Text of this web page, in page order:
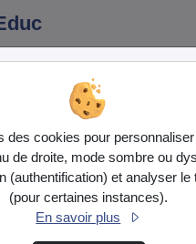
Spéciale Défi Babeli…
des cookies pour personnaliser
de droite, mode sombre ou
(authentification) et analyser le
(pour certaines instances).
En savoir plus